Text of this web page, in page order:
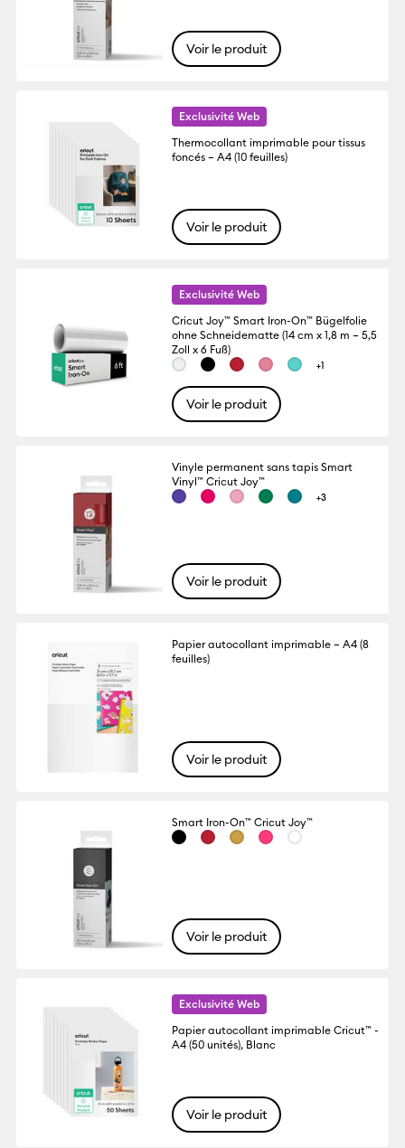
Voir le produit
Exclusivité Web
Thermocollant imprimable pour tissus
foncés – A4 (10 feuilles)
Voir le produit
Exclusivité Web
Cricut Joy™ Smart Iron-On™ Bügelfolie
ohne Schneidematte (14 cm x 1,8 m – 5,5
Zoll x 6 Fuß)
+1
Voir le produit
Vinyle permanent sans tapis Smart
Vinyl™ Cricut Joy™
+3
Voir le produit
Papier autocollant imprimable – A4 (8
feuilles)
Voir le produit
Smart Iron-On™ Cricut Joy™
Voir le produit
Exclusivité Web
Papier autocollant imprimable Cricut™ -
A4 (50 unités), Blanc
Voir le produit